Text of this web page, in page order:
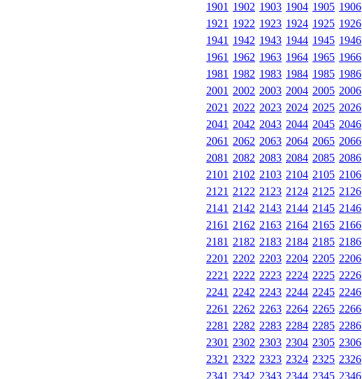
1901 1902 1903 1904 1905 1906
1921 1922 1923 1924 1925 1926
1941 1942 1943 1944 1945 1946
1961 1962 1963 1964 1965 1966
1981 1982 1983 1984 1985 1986
2001 2002 2003 2004 2005 2006
2021 2022 2023 2024 2025 2026
2041 2042 2043 2044 2045 2046
2061 2062 2063 2064 2065 2066
2081 2082 2083 2084 2085 2086
2101 2102 2103 2104 2105 2106
2121 2122 2123 2124 2125 2126
2141 2142 2143 2144 2145 2146
2161 2162 2163 2164 2165 2166
2181 2182 2183 2184 2185 2186
2201 2202 2203 2204 2205 2206
2221 2222 2223 2224 2225 2226
2241 2242 2243 2244 2245 2246
2261 2262 2263 2264 2265 2266
2281 2282 2283 2284 2285 2286
2301 2302 2303 2304 2305 2306
2321 2322 2323 2324 2325 2326
2341 2342 2343 2344 2345 2346